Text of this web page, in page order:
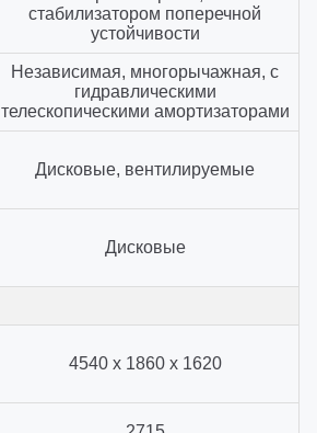
стабилизатором поперечной
устойчивости
Независимая, многорычажная, с
гидравлическими
телескопическими амортизаторами
Дисковые, вентилируемые
Дисковые
4540 х 1860 х 1620